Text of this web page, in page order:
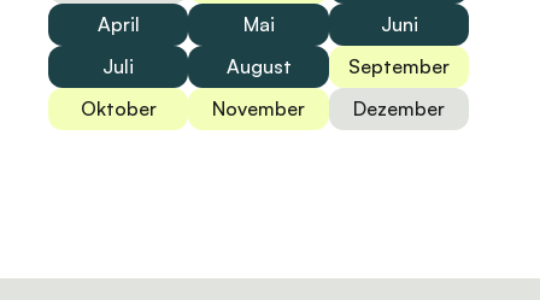
April
Mai
Juni
Juli
August
September
Oktober
November Dezember